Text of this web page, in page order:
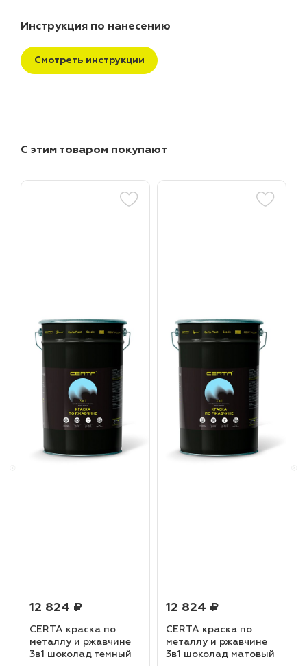
Инструкция по нанесению
Смотреть инструкции
С этим товаром покупают
12 824 ₽
CERTA краска по
металлу и ржавчине
3в1 шоколад темный
12 824 ₽
CERTA краска по
металлу и ржавчине
3в1 шоколад матовый